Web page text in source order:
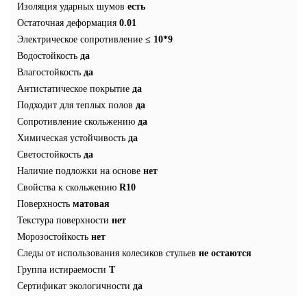
Изоляция ударных шумов есть
Остаточная деформация 0.01
Электрическое сопротивление ≤ 10*9
Водостойкость да
Влагостойкость да
Антистатическое покрытие да
Подходит для теплых полов да
Сопротивление скольжению да
Химическая устойчивость да
Светостойкость да
Наличие подложки на основе нет
Свойства к скольжению R10
Поверхность матовая
Текстура поверхности нет
Морозостойкость нет
Следы от использования колесиков стульев не остаются
Группа истираемости T
Сертификат экологичности да